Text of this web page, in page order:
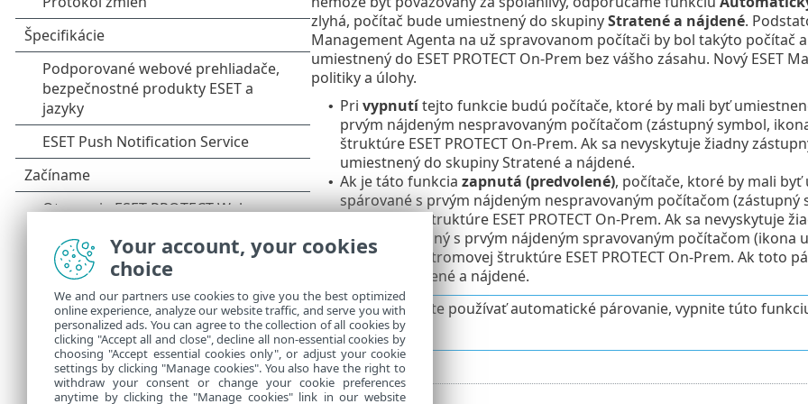
zlyhá, počítač bude umiestnený do skupinyStratené a nájdené.
Management Agenta na už spravovanom počítači by bol takýto počítač
umiestnený do ESET PROTECT On-Prem bez vášho zásahu. Nový
politiky a úlohy.
• Pri vypnutítejto funkcie budú počítače, ktoré by mali byť
prvým nájdeným nespravovaným počítačom (zástupný symbol,
štruktúre ESET PROTECT On-Prem. Ak sa nevyskytuje žiadny
umiestnený do skupiny Stratené a nájdené.
• Ak je táto funkcia zapnutá (predvolené), počítače, ktoré by mali
spárované s prvým nájdeným nespravovaným počítačom
v stromovej štruktúre ESET PROTECT On-Prem. Ak sa nevyskytuje
bude spárovaný s prvým nájdeným spravovaným počítačom (ikona
kdekoľvek v stromovej štruktúre ESET PROTECT On-Prem. Ak toto
skupiny Stratené a nájdené.
Ak si neželáte používať automatické párovanie, vypnite túto
manuálne.
Your account, your cookies
choice
We and our partners use cookies to give you the best optimized
online experience, analyze our website traffic, and serve you with
personalized ads. You can agree to the collection of all cookies by
clicking "Accept all and close", decline all non-essential cookies by
choosing "Accept essential cookies only", or adjust your cookie
settings by clicking "Manage cookies". You also have the right to
withdraw your consent or change your cookie preferences
anytime by clicking the "Manage cookies" link in our website